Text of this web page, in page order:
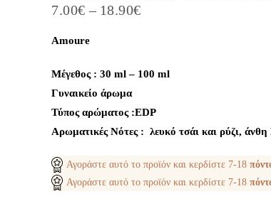
7.00€ – 18.90€
Amoure
Μέγεθος : 30 ml – 100 ml
Γυναικείο άρωμα
Τύπος αρώματος :ΕDP
Aρωματικές Νότες : λευκό τσάι και ρύζι, άνθη
Αγοράστε αυτό το προϊόν και κερδίστε 7-18
Αγοράστε αυτό το προϊόν και κερδίστε 7-18